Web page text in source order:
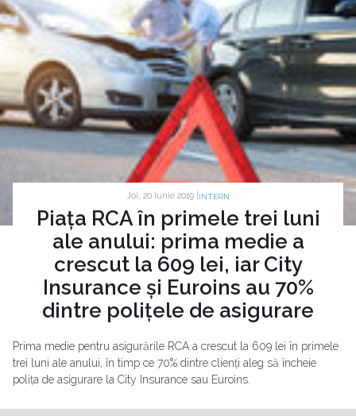
Joi, 20 Iunie 2019 | INTERN
Piața RCA în primele trei luni
ale anului: prima medie a
crescut la 609 lei, iar City
Insurance și Euroins au 70%
dintre polițele de asigurare
Prima medie pentru asigurările RCA a crescut la 609 lei în primele
trei luni ale anului, în timp ce 70% dintre clienți aleg să încheie
polița de asigurare la City Insurance sau Euroins.